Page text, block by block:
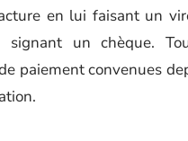
en lui faisant un
un chèque.
paiement convenues